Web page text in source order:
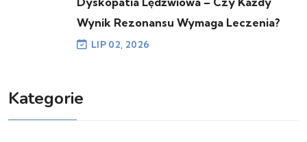
Wynik Rezonansu Wymaga Leczenia?
LIP 02, 2026
Kategorie